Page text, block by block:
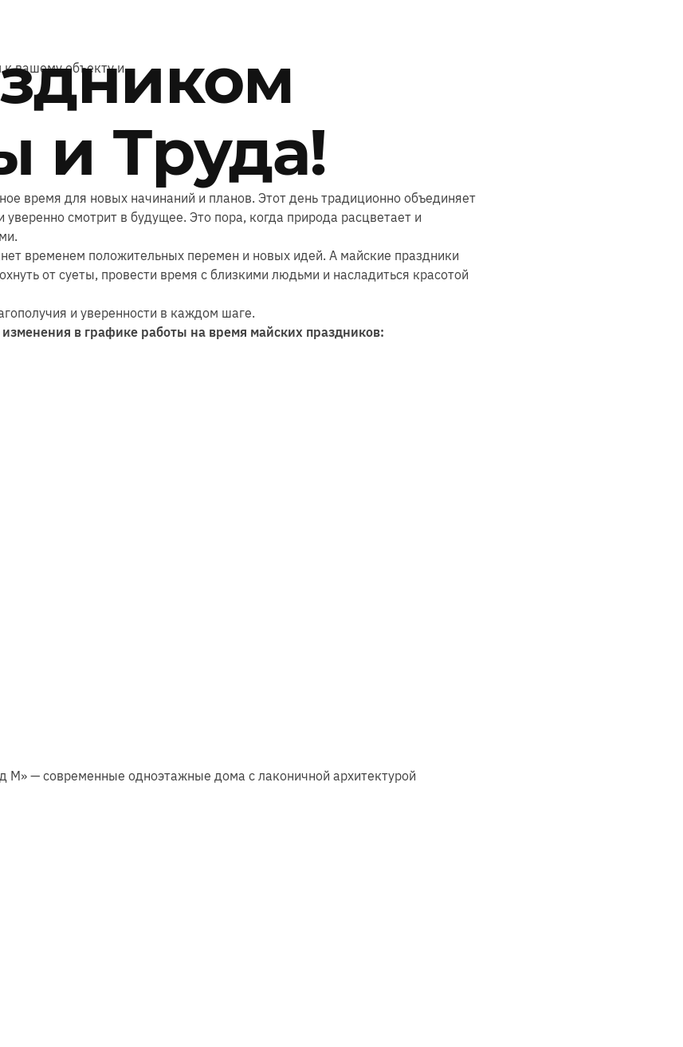
к вашему объекту и
и Труда!
время для новых начинаний и планов. Этот день традиционно объединяет
уверенно смотрит в будущее. Это пора, когда природа расцветает и
временем положительных перемен и новых идей. А майские праздники
от суеты, провести время с близкими людьми и насладиться красотой
и уверенности в каждом шаге.
в графике работы на время майских праздников:
— современные одноэтажные дома с лаконичной архитектурой